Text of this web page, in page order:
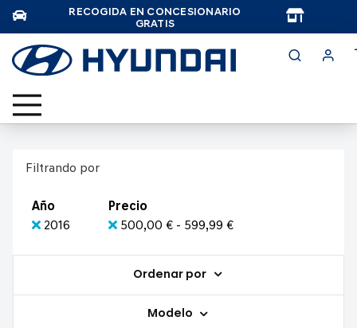
RECOGIDA EN CONCESIONARIO
GRATIS
Filtrando por
Año
2016
Precio
500,00 € - 599,99 €
Ordenar por
Modelo